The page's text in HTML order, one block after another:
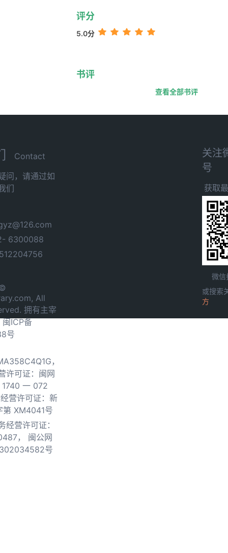
评分
5.0分
书评
查看全部书评
Contact
问，请通过如
们
6300088
All
拥有主宰
闽ICP备
号
，
许可证：闽网
一 072
营许可证：新
第 XM4041号
经营许可证：
，
闽公网
号
关注
号
获取
微信
或搜索
方